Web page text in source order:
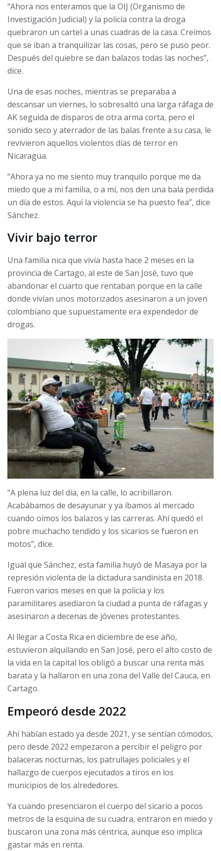
“Ahora nos enteramos que la OIJ (Organismo de
Investigación Judicial) y la policía contra la droga
quebraron un cartel a unas cuadras de la casa. Creímos
que se iban a tranquilizar las cosas, pero se puso peor.
Después del quiebre se dan balazos todas las noches”,
dice.
Una de esas noches, mientras se preparaba a
descansar un viernes, lo sobresaltó una larga ráfaga de
AK seguida de disparos de otra arma corta, pero el
sonido seco y aterrador de las balas frente a su casa, le
revivieron aquellos violentos días de terror en
Nicaragua.
“Ahora ya no me siento muy tranquilo porque me da
miedo que a mi familia, o a mí, nos den una bala perdida
un día de estos. Aquí la violencia se ha puesto fea”, dice
Sánchez.
Vivir bajo terror
Una familia nica que vivía hasta hace 2 meses en la
provincia de Cartago, al este de San José, tuvo que
abandonar el cuarto que rentaban porque en la calle
donde vivían unos motorizados asesinaron a un joven
colombiano que supuestamente era expendedor de
drogas.
“A plena luz del día, en la calle, lo acribillaron.
Acabábamos de desayunar y ya íbamos al mercado
cuando oímos los balazos y las carreras. Ahí quedó el
pobre muchacho tendido y los sicarios se fueron en
motos”, dice.
Igual que Sánchez, esta familia huyó de Masaya por la
represión violenta de la dictadura sandinista en 2018.
Fueron varios meses en que la policía y los
paramilitares asediaron la ciudad a punta de ráfagas y
asesinaron a decenas de jóvenes protestantes.
Al llegar a Costa Rica en diciembre de ese año,
estuvieron alquilando en San José, pero el alto costo de
la vida en la capital los obligó a buscar una renta más
barata y la hallaron en una zona del Valle del Cauca, en
Cartago.
Empeoró desde 2022
Ahí habían estado ya desde 2021, y se sentían cómodos,
pero desde 2022 empezaron a percibir el peligro por
balaceras nocturnas, los patrullajes policiales y el
hallazgo de cuerpos ejecutados a tiros en los
municipios de los alrededores.
Ya cuando presenciaron el cuerpo del sicario a pocos
metros de la esquina de su cuadra, entraron en miedo y
buscaron una zona más céntrica, aunque eso implica
gastar más en renta.